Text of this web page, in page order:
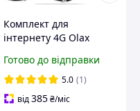
Комплект для
інтернету 4G Olax
MIMO 2x19.5 дБ (до 70
км) Безпровідний
інтернет
Готово до відправки
5.0 (1)
від385₴/міс